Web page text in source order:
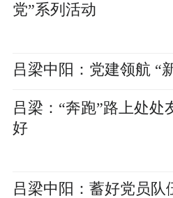
党”系列活动
吕梁中阳：党建领航 “
吕梁：“奔跑”路上处处
好
吕梁中阳：蓄好党员队